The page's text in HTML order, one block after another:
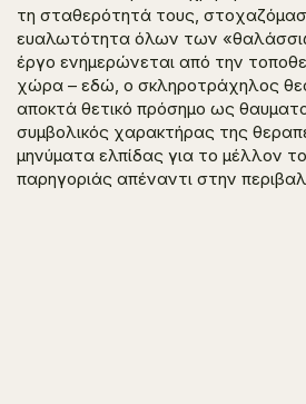
τη σταθερότητά τους,
ευαλωτότητα όλων των
έργο ενημερώνεται από την
χώρα – εδώ, ο σκληροτράχηλος
αποκτά θετικό πρόσημο ως
συμβολικός χαρακτήρας της
μηνύματα ελπίδας για το μέλλον
παρηγοριάς απέναντι στην